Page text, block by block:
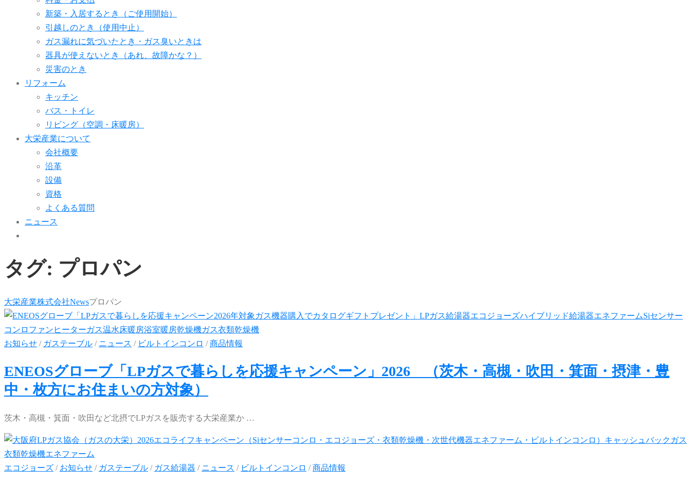
新築・入居するとき（ご使用開始）
引越しのとき（使用中止）
ガス漏れに気づいたとき・ガス臭いときは
器具が使えないとき（あれ、故障かな？）
災害のとき
リフォーム
キッチン
バス・トイレ
リビング（空調・床暖房）
大栄産業について
会社概要
沿革
設備
資格
よくある質問
ニュース
タグ: プロパン
大栄産業株式会社Newsプロパン
お知らせ / ガステーブル / ニュース / ビルトインコンロ /商品情報
ENEOSグローブ「LPガスで暮らしを応援キャンペーン」2026 （茨木・高槻・吹田・箕面・摂津・豊
中・枚方にお住まいの方対象）
茨木・高槻・箕面・吹田など北摂でLPガスを販売する大栄産業か …
エコジョーズ / お知らせ / ガステーブル / ガス給湯器 / ニュース / ビルトインコンロ /商品情報